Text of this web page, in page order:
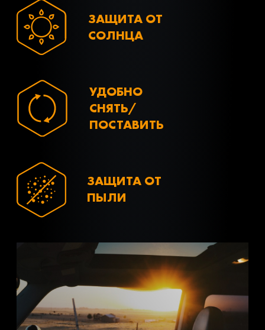
ЗАЩИТА ОТ
СОЛНЦА
УДОБНО
СНЯТЬ/
ПОСТАВИТЬ
ЗАЩИТА ОТ
ПЫЛИ